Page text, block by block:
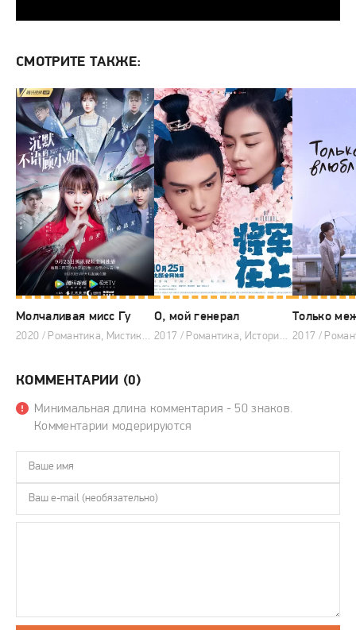
СМОТРИТЕ ТАКЖЕ:
Молчаливая мисс Гу
2020 / Романтика, Мистика, Триллер, Китайские дорамы
О, мой генерал
2017 / Романтика, Исторический, Комедия, Китайские дорамы
КОММЕНТАРИИ (0)
Минимальная длина комментария - 50 знаков.
Комментарии модерируются